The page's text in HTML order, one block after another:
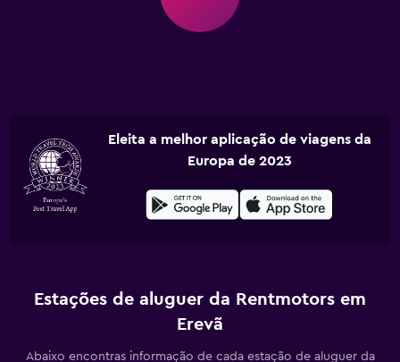
Eleita a melhor aplicação de viagens da
Europa de 2023
Estações de aluguer da Rentmotors em
Erevã
Abaixo encontras informação de cada estação de aluguer da